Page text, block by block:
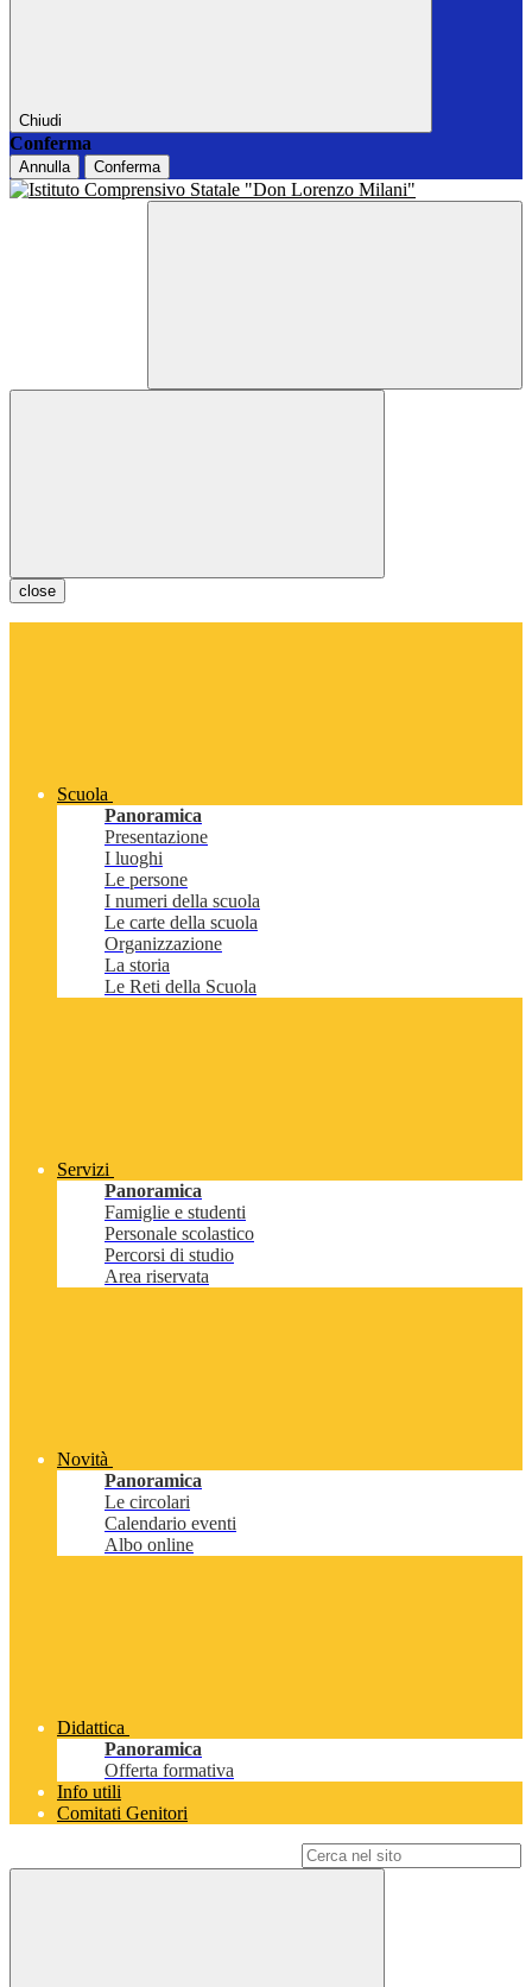
Chiudi
Conferma
Annulla Conferma
close
Scuola
Panoramica
Presentazione
I luoghi
Le persone
I numeri della scuola
Le carte della scuola
Organizzazione
La storia
Le Reti della Scuola
Servizi
Panoramica
Famiglie e studenti
Personale scolastico
Percorsi di studio
Area riservata
Novità
Panoramica
Le circolari
Calendario eventi
Albo online
Didattica
Panoramica
Offerta formativa
Info utili
Comitati Genitori